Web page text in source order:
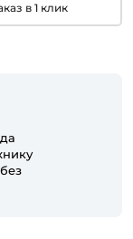
в 1 клик